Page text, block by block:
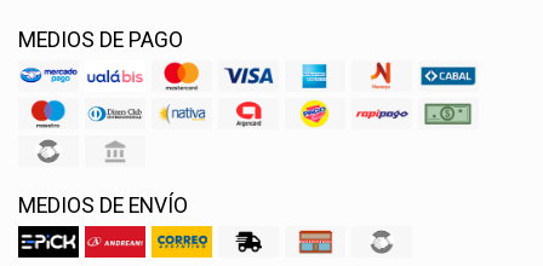
MEDIOS DE PAGO
MEDIOS DE ENVÍO